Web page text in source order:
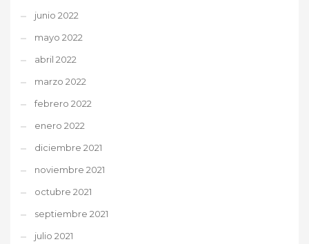
junio 2022
mayo 2022
abril 2022
marzo 2022
febrero 2022
enero 2022
diciembre 2021
noviembre 2021
octubre 2021
septiembre 2021
julio 2021